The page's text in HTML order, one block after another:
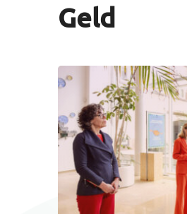
Geld